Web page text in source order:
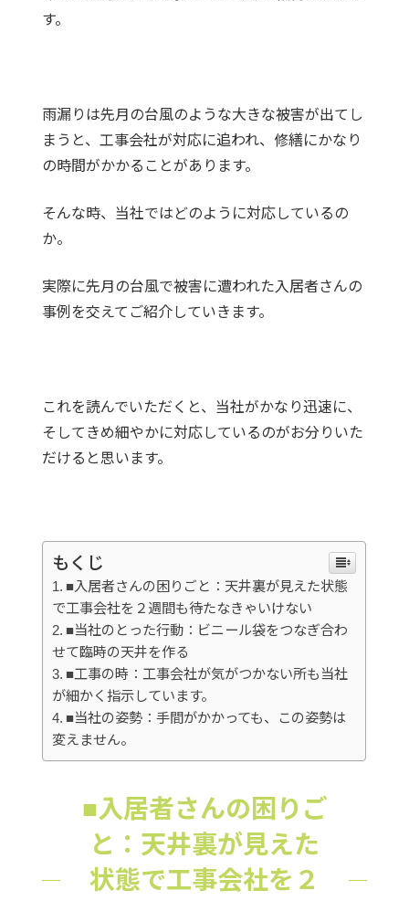
す。
雨漏りは先月の台風のような大きな被害が出てし
まうと、工事会社が対応に追われ、修繕にかなり
の時間がかかることがあります。
そんな時、当社ではどのように対応しているの
か。
実際に先月の台風で被害に遭われた入居者さんの
事例を交えてご紹介していきます。
これを読んでいただくと、当社がかなり迅速に、
そしてきめ細やかに対応しているのがお分りいた
だけると思います。
もくじ
■入居者さんの困りごと：天井裏が見えた状態
で工事会社を２週間も待たなきゃいけない
■当社のとった行動：ビニール袋をつなぎ合わ
せて臨時の天井を作る
■工事の時：工事会社が気がつかない所も当社
が細かく指示しています。
■当社の姿勢：手間がかかっても、この姿勢は
変えません。
■入居者さんの困りご
と：天井裏が見えた
状態で工事会社を２